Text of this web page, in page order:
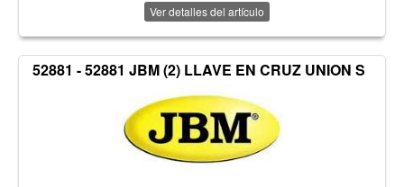
Ver detalles del artículo
52881 - 52881 JBM (2) LLAVE EN CRUZ UNION S